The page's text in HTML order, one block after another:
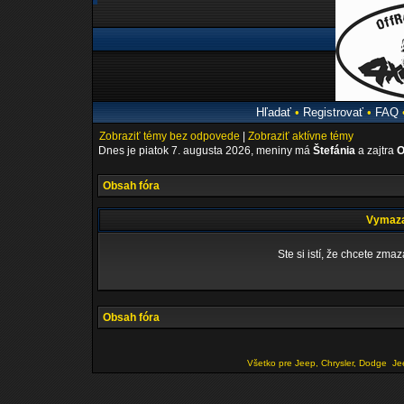
Hľadať• Registrovať• FAQ
Zobraziť témy bez odpovede
Zobraziť aktívne témy
Dnes je piatok 7. augusta 2026, meniny má Štefánia a zajtra
Obsah fóra
Ste si istí, že chcete
Obsah fóra
Všetko pre Jeep, Chrysler, Dodge